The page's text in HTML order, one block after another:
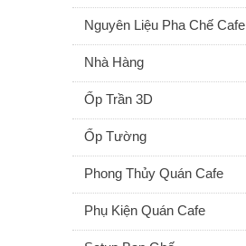
Nguyên Liệu Pha Chế Cafe
Nhà Hàng
Ốp Trần 3D
Ốp Tường
Phong Thủy Quán Cafe
Phụ Kiện Quán Cafe